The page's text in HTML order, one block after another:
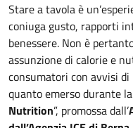
Stare a tavola è
coniuga gusto, rapporti
benessere. Non è
assunzione di calorie e
consumatori con avvisi di
quanto emerso durante
Nutrition”, promossa dall’